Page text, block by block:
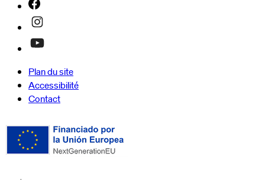
Plan du site
Accessibilité
Contact